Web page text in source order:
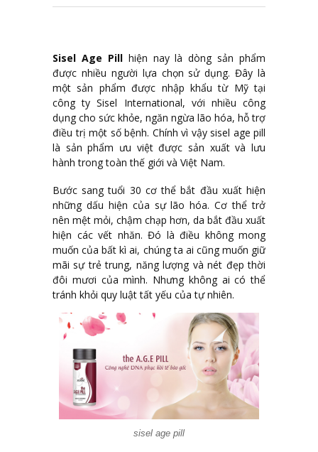
Sisel Age Pillhiện nay là dòng sản phẩm
được nhiều người lựa chọn sử dụng. Đây là
một sản phẩm được nhập khẩu từ Mỹ tại
công ty Sisel International, với nhiều công
dụng cho sức khỏe, ngăn ngừa lão hóa, hỗ trợ
điều trị một số bệnh. Chính vì vậy sisel age pill
là sản phẩm ưu việt được sản xuất và lưu
hành trong toàn thế giới và Việt Nam.
Bước sang tuổi 30 cơ thể bắt đầu xuất hiện
những dấu hiện của sự lão hóa. Cơ thể trở
nên mệt mỏi, chậm chạp hơn, da bắt đầu xuất
hiện các vết nhăn. Đó là điều không mong
muốn của bất kì ai, chúng ta ai cũng muốn giữ
mãi sự trẻ trung, năng lượng và nét đẹp thời
đôi mươi của mình. Nhưng không ai có thể
tránh khỏi quy luật tất yếu của tự nhiên.
sisel age pill